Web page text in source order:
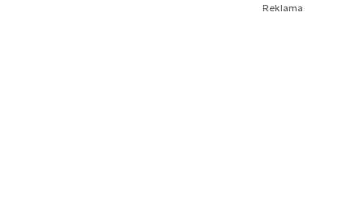
Reklama